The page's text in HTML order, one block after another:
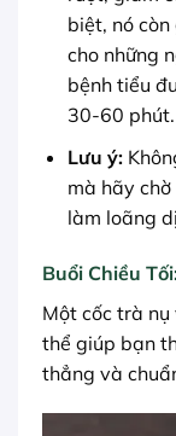
biệt, nó
cho những
bệnh tiểu
30-60 phút.
Lưu ý:
mà hãy
làm loãng
Buổi Chiều
Một cốc trà
thể giúp bạn
thẳng và